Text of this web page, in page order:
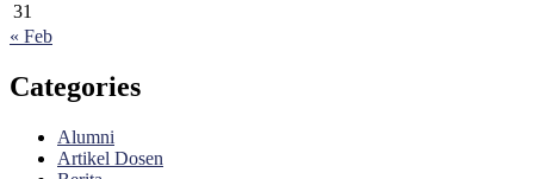
31
« Feb
Categories
Alumni
Artikel Dosen